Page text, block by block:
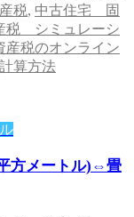
税, 中古住宅 固
税 シミュレーシ
産税のオンライン
算方法
方メートル)⇔畳